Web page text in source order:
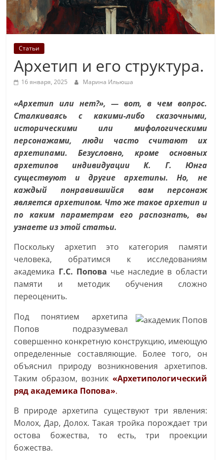
Статьи
Архетип и его структура.
16 января, 2025 Марина Ильюша
«Архетип или нет?», — вот, в чем вопрос.
Сталкиваясь с какими-либо сказочными,
историческими или мифологическими
персонажами, люди часто считают их
архетипами. Безусловно, кроме основных
архетипов индивидуации К. Г. Юнга
существуют и другие архетипы. Но, не
каждый понравившийся вам персонаж
является архетипом. Что же такое архетип и
по каким параметрам его распознать, вы
узнаете из этой статьи.
Поскольку архетип это категория памяти
человека, обратимся к исследованиям
академика Г.С. Попова чье наследие в области
памяти и методик обучения сложно
переоценить.
Под понятием архетипа
Попов подразумевал
совершенно конкретную конструкцию, имеющую
определенные составляющие. Более того, он
объяснил природу возникновения архетипов.
Таким образом, возник «Архетипологический
ряд академика Попова».
В природе архетипа существуют три явления:
Молох, Дар, Долох. Такая тройка порождает три
остова божества, то есть, три проекции
божества.